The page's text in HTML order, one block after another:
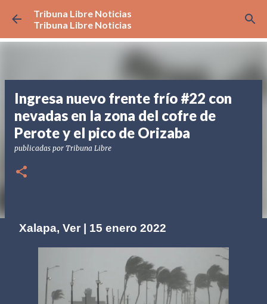
Ir al contenido principal
Tribuna Libre Noticias
Tribuna Libre Noticias
Ingresa nuevo frente frío #22 con
nevadas en la zona del cofre de
Perote y el pico de Orizaba
publicadas por Tribuna Libre
Xalapa, Ver | 15 enero 2022